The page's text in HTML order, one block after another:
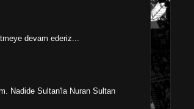
devam ederiz...
Nadide Sultan'la Nuran Sultan